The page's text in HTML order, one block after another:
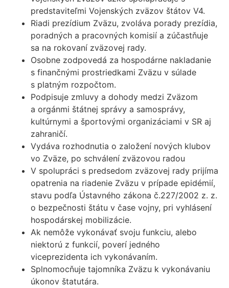
predstaviteľmi Vojenských zväzov štátov V4.
Riadi prezídium Zväzu, zvoláva porady prezídia,
poradných a pracovných komisií a zúčastňuje
sa na rokovaní zväzovej rady.
Osobne zodpovedá za hospodárne nakladanie
s finančnými prostriedkami Zväzu v súlade
s platným rozpočtom.
Podpisuje zmluvy a dohody medzi Zväzom
a orgánmi štátnej správy a samosprávy,
kultúrnymi a športovými organizáciami v SR aj
zahraničí.
Vydáva rozhodnutia o založení nových klubov
vo Zväze, po schválení zväzovou radou
V spolupráci s predsedom zväzovej rady prijíma
opatrenia na riadenie Zväzu v prípade epidémií,
stavu podľa Ústavného zákona č.227/2002 z. z.
o bezpečnosti štátu v čase vojny, pri vyhlásení
hospodárskej mobilizácie.
Ak nemôže vykonávať svoju funkciu, alebo
niektorú z funkcií, poverí jedného
viceprezidenta ich vykonávaním.
Splnomocňuje tajomníka Zväzu k vykonávaniu
úkonov štatutára.